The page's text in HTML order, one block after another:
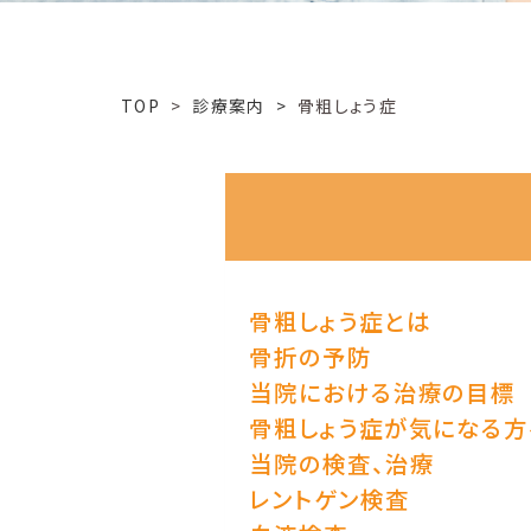
TOP > 診療案内 > 骨粗しょう症
骨粗しょう症とは
骨折の予防
当院における治療の目標
骨粗しょう症が気になる
当院の検査、治療
レントゲン検査